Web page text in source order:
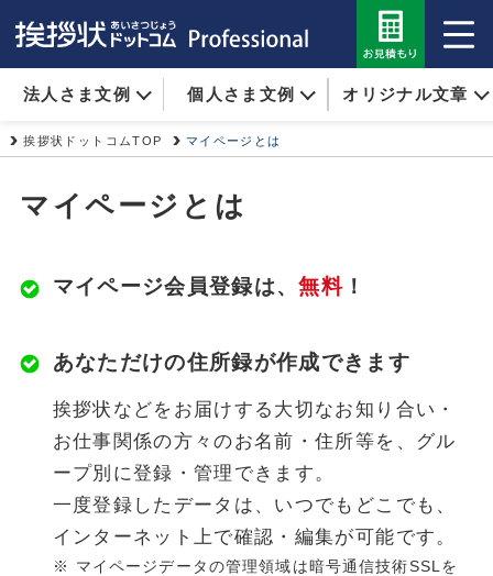
挨拶状ドットコムTOP マイページとは
マイページとは
マイページ会員登録は、無料 ！
あなただけの住所録が作成できます
挨拶状などをお届けする大切なお知り合い・
お仕事関係の方々のお名前・住所等を、グル
ープ別に登録・管理できます。
一度登録したデータは、いつでもどこでも、
インターネット上で確認・編集が可能です。
マイページデータの管理領域は暗号通信技術SSLを
法人さま文例 個人さま文例 オリジナル文章